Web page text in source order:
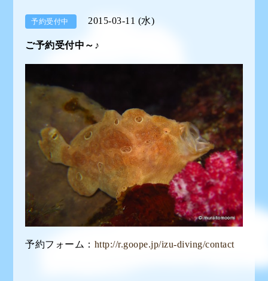
予約受付中 2015-03-11 (水)
ご予約受付中～♪
予約フォーム： http://r.goope.jp/izu-diving/contact